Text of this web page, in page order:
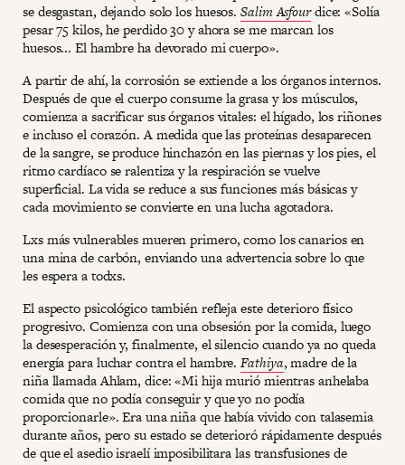
se desgastan, dejando solo los huesos.Salim Asfourdice: «Solía
pesar 75 kilos, he perdido 30 y ahora se me marcan los
huesos... El hambre ha devorado mi cuerpo».
A partir de ahí, la corrosión se extiende a los órganos internos.
Después de que el cuerpo consume la grasa y los músculos,
comienza a sacrificar sus órganos vitales: el hígado, los riñones
e incluso el corazón. A medida que las proteínas desaparecen
de la sangre, se produce hinchazón en las piernas y los pies, el
ritmo cardíaco se ralentiza y la respiración se vuelve
superficial. La vida se reduce a sus funciones más básicas y
cada movimiento se convierte en una lucha agotadora.
Lxs más vulnerables mueren primero, como los canarios en
una mina de carbón, enviando una advertencia sobre lo que
les espera a todxs.
El aspecto psicológico también refleja este deterioro físico
progresivo. Comienza con una obsesión por la comida, luego
la desesperación y, finalmente, el silencio cuando ya no queda
energía para luchar contra el hambre.Fathiya, madre de la
niña llamada Ahlam, dice: «Mi hija murió mientras anhelaba
comida que no podía conseguir y que yo no podía
proporcionarle». Era una niña que había vivido con talasemia
durante años, pero su estado se deterioró rápidamente después
de que el asedio israelí imposibilitara las transfusiones de